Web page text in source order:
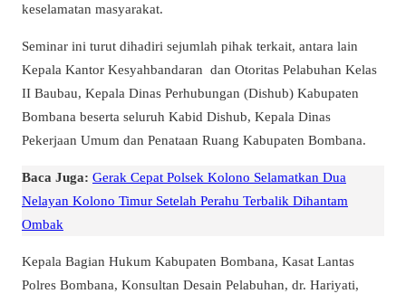
keselamatan masyarakat.
Seminar ini turut dihadiri sejumlah pihak terkait, antara lain
Kepala Kantor Kesyahbandaran dan Otoritas Pelabuhan Kelas
II Baubau, Kepala Dinas Perhubungan (Dishub) Kabupaten
Bombana beserta seluruh Kabid Dishub, Kepala Dinas
Pekerjaan Umum dan Penataan Ruang Kabupaten Bombana.
Baca Juga: Gerak Cepat Polsek Kolono Selamatkan Dua
Nelayan Kolono Timur Setelah Perahu Terbalik Dihantam
Ombak
Kepala Bagian Hukum Kabupaten Bombana, Kasat Lantas
Polres Bombana, Konsultan Desain Pelabuhan, dr. Hariyati,